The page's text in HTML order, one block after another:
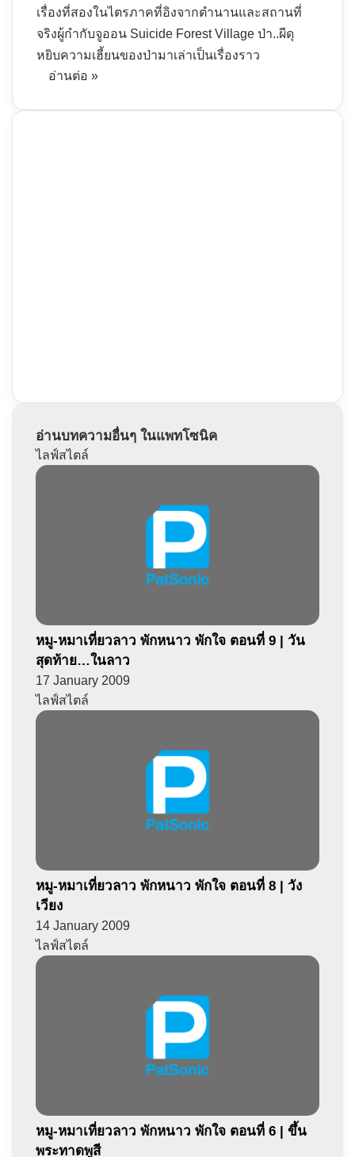
เรื่องที่สองในไตรภาคที่อิงจากตำนานและสถานที่
จริงผู้กำกับจูออน Suicide Forest Village ป่า..ผีดุ
หยิบความเฮี้ยนของป่ามาเล่าเป็นเรื่องราว
อ่านต่อ »
อ่านบทความอื่นๆ ในแพทโซนิค
ไลฟ์สไตล์
หมู-หมาเที่ยวลาว พักหนาว พักใจ ตอนที่ 9 | วัน
สุดท้าย…ในลาว
17 January 2009
ไลฟ์สไตล์
หมู-หมาเที่ยวลาว พักหนาว พักใจ ตอนที่ 8 | วัง
เวียง
14 January 2009
ไลฟ์สไตล์
หมู-หมาเที่ยวลาว พักหนาว พักใจ ตอนที่ 6 | ขึ้น
พระทาดพูสี